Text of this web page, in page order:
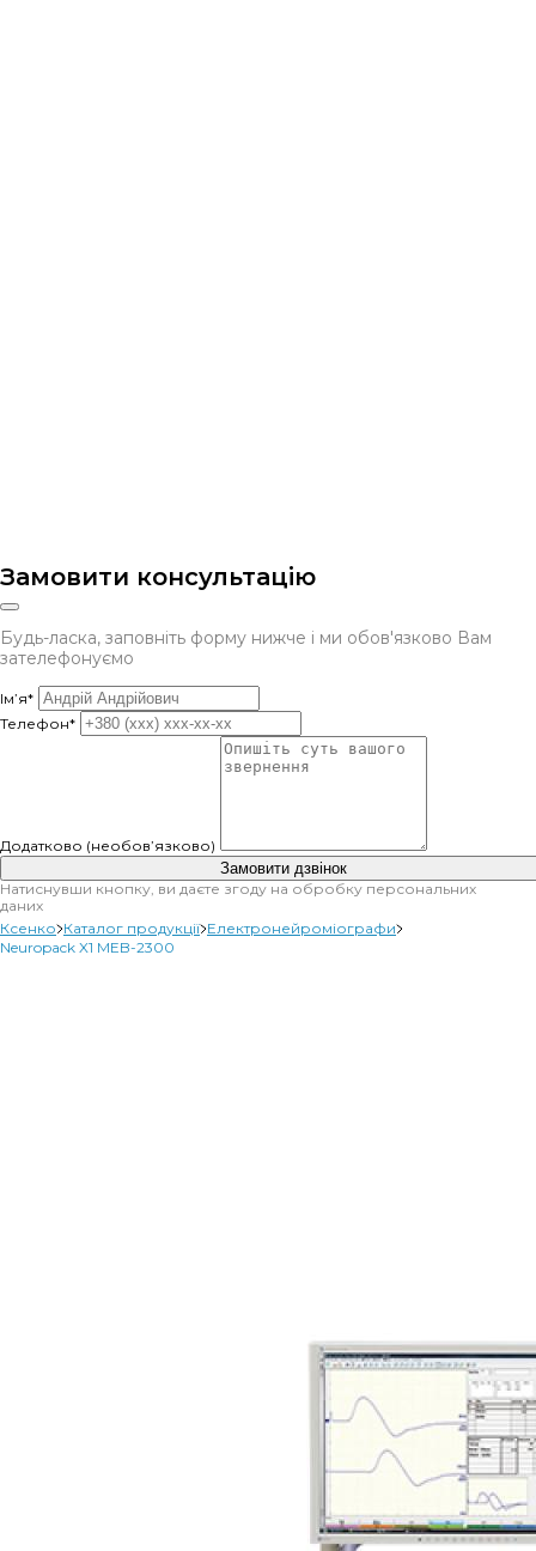
Замовити консультацію
Будь-ласка, заповніть форму нижче і ми обов'язково Вам
зателефонуємо
Ім’я*
Телефон*
Додатково (необов’язково)
Замовити дзвінок
Натиснувши кнопку, ви даєте згоду на обробку персональних
даних
Ксенко Каталог продукції Електронейроміографи
Neuropack X1 MEB-2300